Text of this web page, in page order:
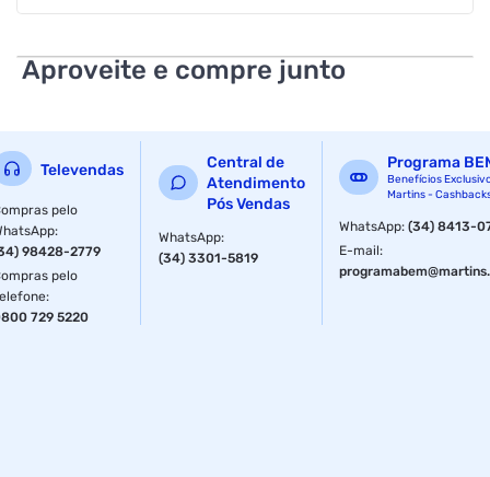
Aproveite e compre junto
Televendas
pelo
:
98428-2779
pelo
:
729 5220
Central de
Atendimento
Pós Vendas
WhatsApp:
(34) 3301-5819
Programa
Benefícios
Martins -
WhatsApp:(34) 8413-
E-mail: